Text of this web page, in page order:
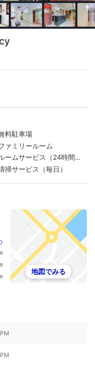
料駐車場
ァミリールーム
ームサービス（24時間対
）
掃サービス（毎日）
地図でみる